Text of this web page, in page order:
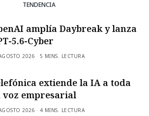
TENDENCIA
amplía Daybreak y lanza
5.6-Cyber
2026 5 MINS. LECTURA
extiende la IA a toda
voz empresarial
2026 4 MINS. LECTURA